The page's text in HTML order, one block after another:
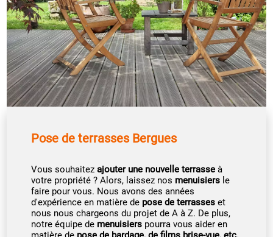
Pose de terrasses Bergues
Vous souhaitezajouter une nouvelle terrasse à
votre propriété ? Alors, laissez nos menuisiers le
faire pour vous. Nous avons des années
d'expérience en matière de pose de terrasses et
nous nous chargeons du projet de A à Z. De plus,
notre équipe de menuisiers pourra vous aider en